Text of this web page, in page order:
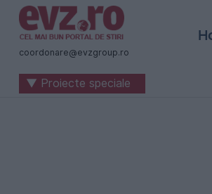
Știri
naționale
internaționale
coordonare@evzgroup.ro
▼ Proiecte speciale